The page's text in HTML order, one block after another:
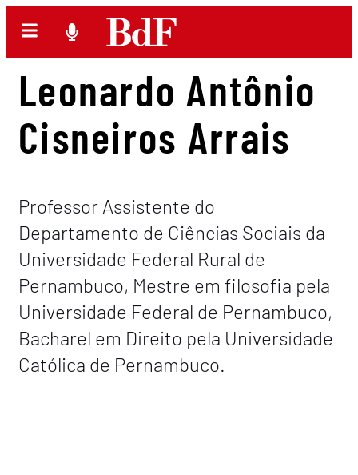
Leonardo Antônio
Cisneiros Arrais
Professor Assistente do
Departamento de Ciências Sociais da
Universidade Federal Rural de
Pernambuco, Mestre em filosofia pela
Universidade Federal de Pernambuco,
Bacharel em Direito pela Universidade
Católica de Pernambuco.